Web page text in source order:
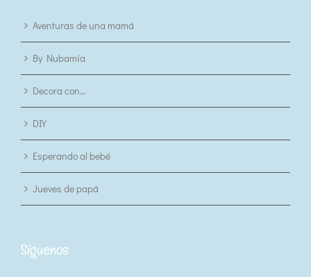
Aventuras de una mamá
By Nubamía
Decora con…
DIY
Esperando al bebé
Jueves de papá
Síguenos